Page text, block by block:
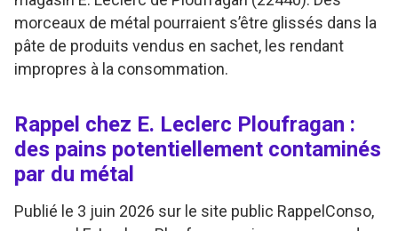
morceaux de métal pourraient s’être glissés dans la
pâte de produits vendus en sachet, les rendant
impropres à la consommation.
Rappel chez E. Leclerc Ploufragan :
des pains potentiellement contaminés
par du métal
Publié le 3 juin 2026 sur le site public RappelConso,